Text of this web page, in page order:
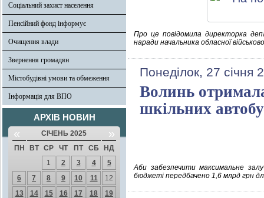
Соціальний захист населення
Пенсійний фонд інформує
Очищення влади
Звернення громадян
Містобудівні умови та обмеження
Інформація для ВПО
АРХІВ НОВИН
« СІЧЕНЬ 2025 »
ПН ВТ СР ЧТ ПТ СБ
НД
1
2 3 4
5
6
7 8 9 10 11
12
13
14 15 16 17 18
19
Про це повідомила директорка
наради начальника обласної
Понеділок, 27 січня
Волинь
шкільних
Аби забезпечити максимальне
бюджеті передбачено 1,6 млрд грн